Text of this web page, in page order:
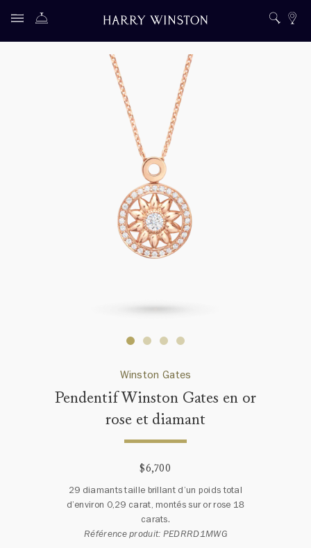
Winston Gates
Pendentif Winston Gates en or
rose et diamant
$6,700
29 diamants taille brillant d’un poids total
d’environ 0,29 carat, montés sur or rose 18
carats.
Référence produit: PEDRRD1MWG